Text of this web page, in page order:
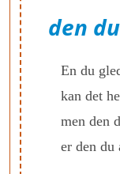
den
En du
kan det
men den
er den